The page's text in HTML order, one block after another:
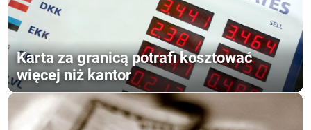
Karta za granicą potrafi kosztować
więcej niż kantor